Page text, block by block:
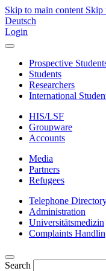
Skip to main content Skip
Deutsch
Login
Prospective
Students
Researchers
International
HIS/LSF
Groupware
Accounts
Media
Partners
Refugees
Telephone
Administration
Universitätsmedizin
Complaints
Search